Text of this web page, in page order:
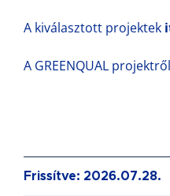
A kiválasztott projektek
A GREENQUAL
Frissítve: 2026.07.28.